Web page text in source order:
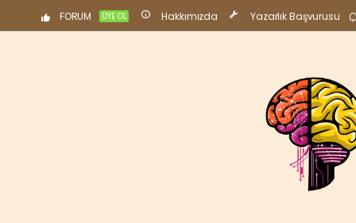
FORUM ÜYE OL Hakkımızda Yazarlık Başvurusu